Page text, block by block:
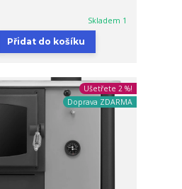
Skladem 1
Přidat do košíku
Ušetřete 2 %!
Doprava ZDARMA